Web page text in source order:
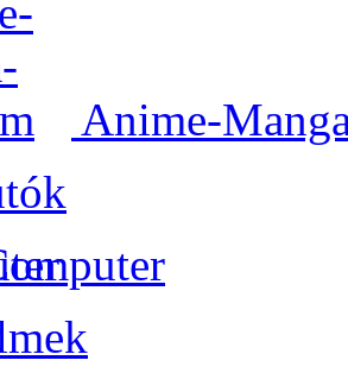
Anime-